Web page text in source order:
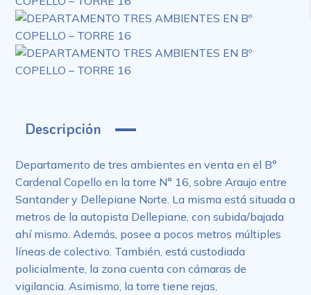
Descripción
Departamento de tres ambientes en venta en el B°
Cardenal Copello en la torre N° 16, sobre Araujo entre
Santander y Dellepiane Norte. La misma está situada a
metros de la autopista Dellepiane, con subida/bajada
ahí mismo. Además, posee a pocos metros múltiples
líneas de colectivo. También, está custodiada
policialmente, la zona cuenta con cámaras de
vigilancia. Asimismo, la torre tiene rejas,